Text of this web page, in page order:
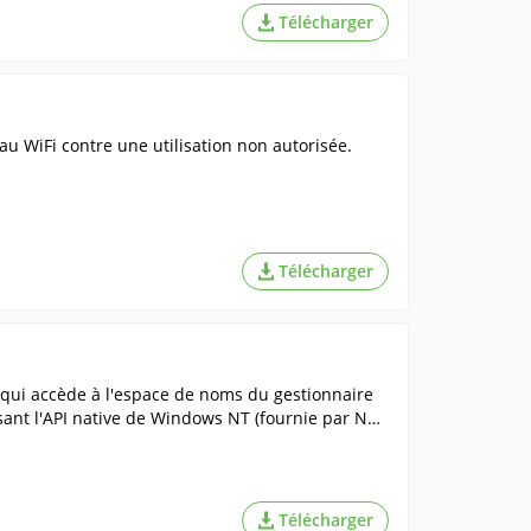
Télécharger
WiFi contre une utilisation non autorisée.
Télécharger
accède à l'espace de noms du gestionnaire
l'API native de Windows NT (fournie par NTD
Télécharger